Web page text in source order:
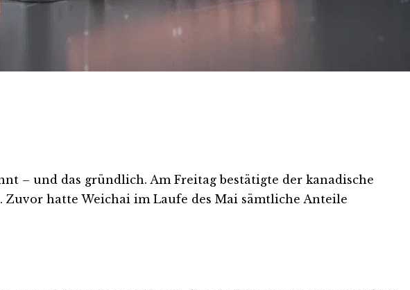
– und das gründlich. Am Freitag bestätigte der kanadische
hatte Weichai im Laufe des Mai sämtliche Anteile